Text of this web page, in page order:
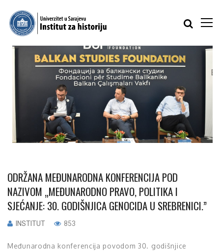
ODRŽANA MEĐUNARODNA KONFERENCIJA POD
NAZIVOM „MEĐUNARODNO PRAVO, POLITIKA I
SJEĆANJE: 30. GODIŠNJICA GENOCIDA U SREBRENICI.”
INSTITUT 853
Međunarodna konferencija povodom 30. godišnjice